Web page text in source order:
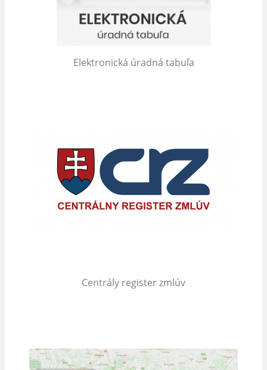
Elektronická úradná tabuľa
Centrály register zmlúv